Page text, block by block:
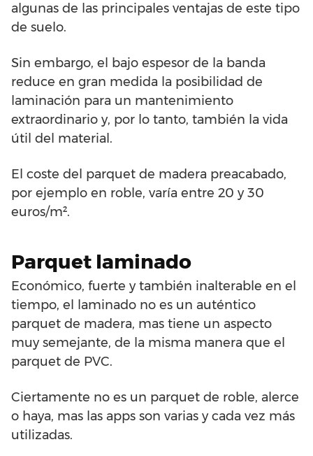
algunas de las principales ventajas de este tipo
de suelo.
Sin embargo, el bajo espesor de la banda
reduce en gran medida la posibilidad de
laminación para un mantenimiento
extraordinario y, por lo tanto, también la vida
útil del material.
El coste del parquet de madera preacabado,
por ejemplo en roble, varía entre 20 y 30
euros/m².
Parquet laminado
Económico, fuerte y también inalterable en el
tiempo, el laminado no es un auténtico
parquet de madera, mas tiene un aspecto
muy semejante, de la misma manera que el
parquet de PVC.
Ciertamente no es un parquet de roble, alerce
o haya, mas las apps son varias y cada vez más
utilizadas.